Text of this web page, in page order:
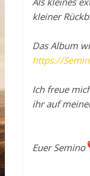
kleiner
Das Album
https://
Ich freue
ihr auf
Euer Semino